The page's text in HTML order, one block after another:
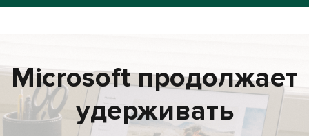
Microsoft продолжает
удерживать